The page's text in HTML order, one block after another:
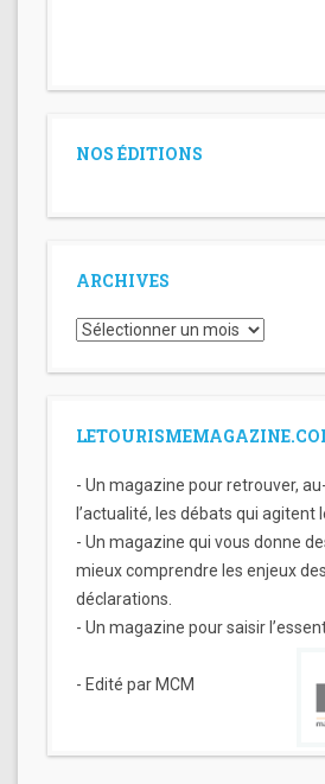
NOS ÉDITIONS
ARCHIVES
Archives
- Un magazine pour retrouver,
l’actualité, les débats qui agitent
- Un magazine qui vous donne
mieux comprendre les enjeux
déclarations.
- Un magazine pour saisir
- Edité par MCM